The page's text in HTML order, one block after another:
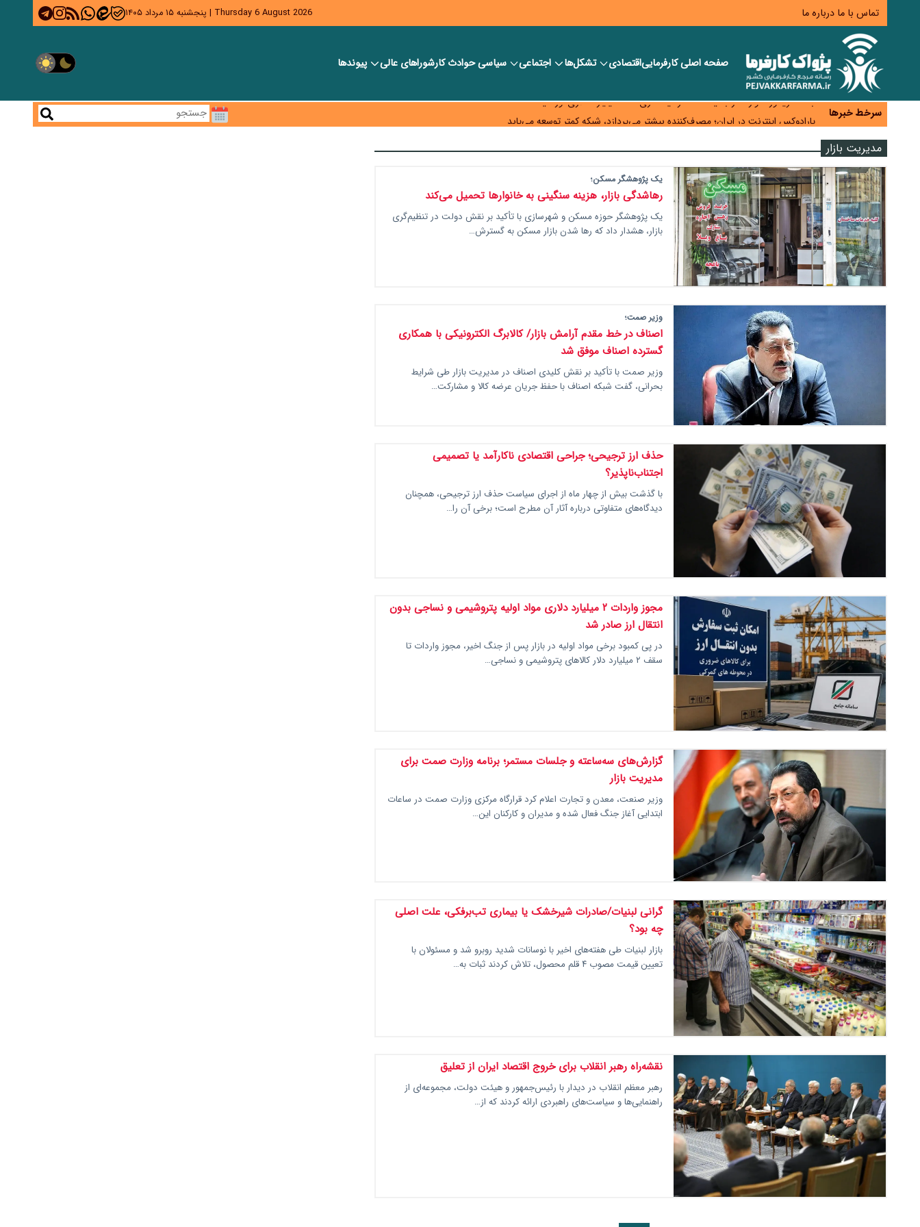
تماس با ما درباره ما Thursday 6 August 2026
| پنجشنبه ۱۵ مرداد ۱۴۰۵
صفحه اصلیکارفرماییاقتصادی تشکل‌ها اجتماعی سیاسیحوادث کارشورا‎های عالی پیوندها
سرخط خبرها
زائران اربعین نگران ارز باقی‌مانده نباشند؛ خرید دینار در بانک‌ها و صرافی‌ها
جنگ کریدورها وارد فاز جدید شد؛ سرمایه‌گذاری ۳۴۵ میلیارد دلاری اوراسیا تا ۲۰۳۵
پارادوکس اینترنت در ایران؛ مصرف‌کننده بیشتر می‌پردازد، شبکه کمتر توسعه می‌یابد
معمای تأمین ۸۰ همت معوقات بازنشستگان؛ بانک رفاه وارد میدان شد
مدیریت بازار
یک پژوهشگر مسکن؛
رهاشدگی بازار، هزینه سنگینی به خانوارها تحمیل می‌کند
یک پژوهشگر حوزه مسکن و شهرسازی با تأکید بر نقش دولت در تنظیم‌گری
بازار، هشدار داد که رها شدن بازار مسکن به گسترش…
وزیر صمت؛
اصناف در خط مقدم آرامش بازار/ کالابرگ الکترونیکی با همکاری
گسترده اصناف موفق شد
وزیر صمت با تأکید بر نقش کلیدی اصناف در مدیریت بازار طی شرایط
بحرانی، گفت شبکه اصناف با حفظ جریان عرضه کالا و مشارکت…
حذف ارز ترجیحی؛ جراحی اقتصادی ناکارآمد یا تصمیمی
اجتناب‌ناپذیر؟
با گذشت بیش از چهار ماه از اجرای سیاست حذف ارز ترجیحی، همچنان
دیدگاه‌های متفاوتی درباره آثار آن مطرح است؛ برخی آن را…
مجوز واردات ۲ میلیارد دلاری مواد اولیه پتروشیمی و نساجی بدون
انتقال ارز صادر شد
در پی کمبود برخی مواد اولیه در بازار پس از جنگ اخیر، مجوز واردات تا
سقف ۲ میلیارد دلار کالاهای پتروشیمی و نساجی…
گزارش‌های سه‌ساعته و جلسات مستمر؛ برنامه وزارت صمت برای
مدیریت بازار
وزیر صنعت، معدن و تجارت اعلام کرد قرارگاه مرکزی وزارت صمت در ساعات
ابتدایی آغاز جنگ فعال شده و مدیران و کارکنان این…
گرانی لبنیات/صادرات شیرخشک یا بیماری تب‌برفکی، علت اصلی
چه بود؟
بازار لبنیات طی هفته‌های اخیر با نوسانات شدید روبرو شد و مسئولان با
تعیین قیمت مصوب ۴ قلم محصول، تلاش کردند ثبات به…
نقشه‌راه رهبر انقلاب برای خروج اقتصاد ایران از تعلیق
رهبر معظم انقلاب در دیدار با رئیس‌جمهور و هیئت دولت، مجموعه‌ای از
راهنمایی‌ها و سیاست‌های راهبردی ارائه کردند که از…